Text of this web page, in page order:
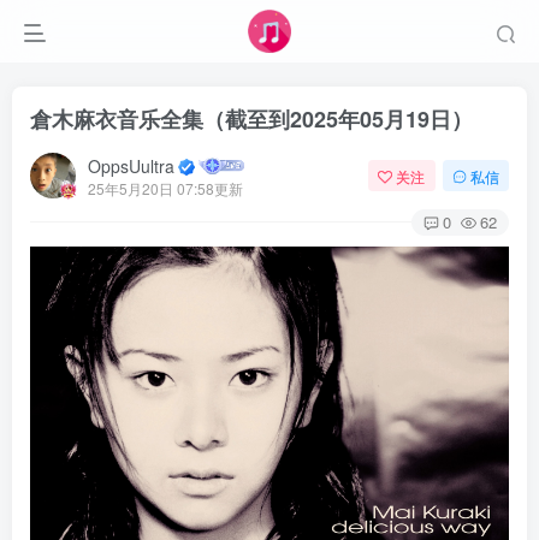
倉木麻衣音乐全集（截至到2025年05月19日）
OppsUultra
25年5月20日 07:58更新
关注 私信
0 62